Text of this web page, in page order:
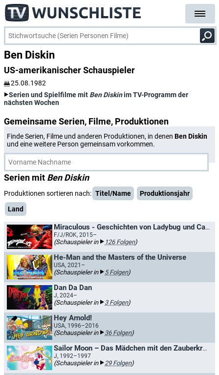
Ben Diskin
US-amerikanischer Schauspieler
25.08.1982
Serien und Spielfilme mit Ben Diskinim TV-Programm der
nächsten Wochen
Gemeinsame Serien, Filme, Produktionen
Finde Serien, Filme und anderen Produktionen, in denen Ben Diskin
und eine weitere Person gemeinsam vorkommen.
Serien mit Ben Diskin
Produktionen sortieren nach: Titel/Name
Produktionsjahr
Land
Miraculous - Geschichten von Ladybug und Cat Noir / Miraculous: Tales of Ladybug and Cat Noir
F/J/ROK, 2015–
(Schauspieler in 126 Folgen)
He-Man and the Masters of the Universe
USA, 2021–
(Schauspieler in 5 Folgen)
Dan Da Dan
J, 2024–
(Schauspieler in 3 Folgen)
Hey Arnold!
USA, 1996–2016
(Schauspieler in 36 Folgen)
Sailor Moon – Das Mädchen mit den Zauberkräften
J, 1992–1997
(Schauspieler in 29 Folgen)